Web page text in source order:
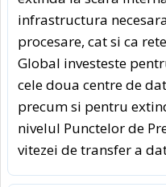
infrastructura
procesare, cat si ca
Global investeste
cele doua centre de
precum si pentru
nivelul Punctelor de
vitezei de transfer a